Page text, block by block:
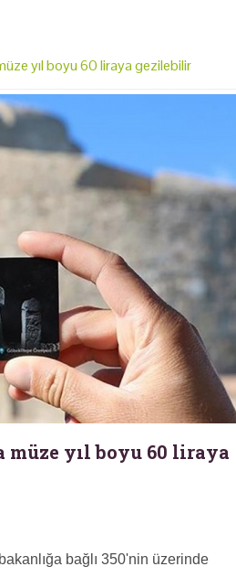
yıl boyu 60 liraya gezilebilir
müze yıl boyu 60 liraya
bağlı 350'nin üzerinde